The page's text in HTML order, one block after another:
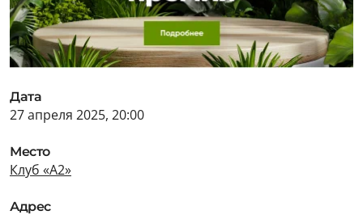
Дата
27 апреля 2025, 20:00
Место
Клуб «А2»
Адрес